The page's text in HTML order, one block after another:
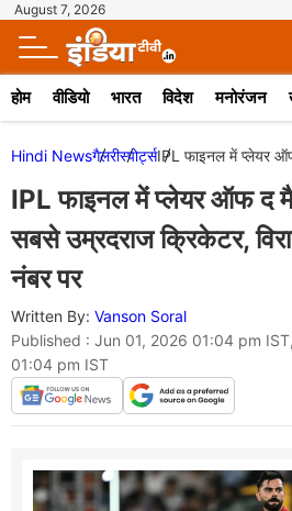
August 7, 2026
होम वीडियो भारत विदेश मनोरंजन
Hindi Newsगैलरीस्पोर्ट्सIPL फाइनल में प्लेयर
IPL फाइनल में प्लेयर ऑफ द
सबसे उम्रदराज क्रिकेटर,
नंबर पर
Written By: Vanson Soral
Published : Jun 01, 2026 01:04 pm
01:04 pm IST